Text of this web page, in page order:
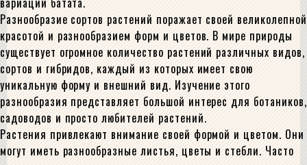
Разнообразие сортов растений поражает своей великолепной
красотой и разнообразием форм и цветов. В мире природы
существует огромное количество растений различных видов,
сортов и гибридов, каждый из которых имеет свою
уникальную форму и внешний вид. Изучение этого
разнообразия представляет большой интерес для ботаников,
садоводов и просто любителей растений.
Растения привлекают внимание своей формой и цветом. Они
могут иметь разнообразные листья, цветы и стебли. Часто